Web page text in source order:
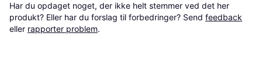
Har du opdaget noget, der ikke helt stemmer ved det her
produkt? Eller har du forslag til forbedringer? Send feedback
eller rapporter problem.